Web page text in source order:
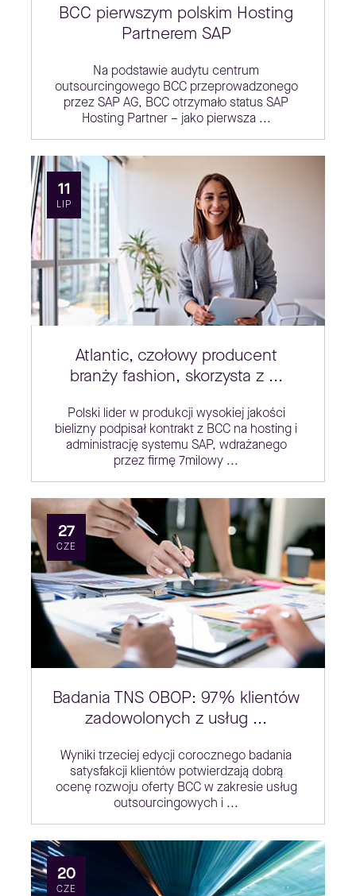
BCC pierwszym polskim Hosting
Partnerem SAP
Na podstawie audytu centrum
outsourcingowego BCC przeprowadzonego
przez SAP AG, BCC otrzymało status SAP
Hosting Partner – jako pierwsza ...
11
LIP
Atlantic, czołowy producent
branży fashion, skorzysta z ...
Polski lider w produkcji wysokiej jakości
bielizny podpisał kontrakt z BCC na hosting i
administrację systemu SAP, wdrażanego
przez firmę 7milowy ...
27
CZE
Badania TNS OBOP: 97% klientów
zadowolonych z usług ...
Wyniki trzeciej edycji corocznego badania
satysfakcji klientów potwierdzają dobrą
ocenę rozwoju oferty BCC w zakresie usług
outsourcingowych i ...
20
CZE